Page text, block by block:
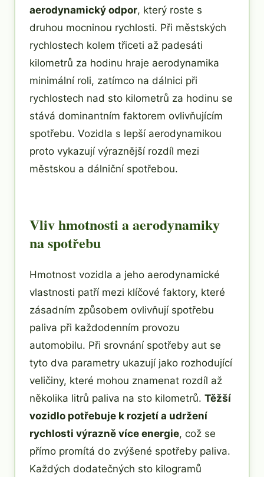
aerodynamický odpor, který roste s
druhou mocninou rychlosti. Při městských
rychlostech kolem třiceti až padesáti
kilometrů za hodinu hraje aerodynamika
minimální roli, zatímco na dálnici při
rychlostech nad sto kilometrů za hodinu se
stává dominantním faktorem ovlivňujícím
spotřebu. Vozidla s lepší aerodynamikou
proto vykazují výraznější rozdíl mezi
městskou a dálniční spotřebou.
Vliv hmotnosti a aerodynamiky
na spotřebu
Hmotnost vozidla a jeho aerodynamické
vlastnosti patří mezi klíčové faktory, které
zásadním způsobem ovlivňují spotřebu
paliva při každodenním provozu
automobilu. Při srovnání spotřeby aut se
tyto dva parametry ukazují jako rozhodující
veličiny, které mohou znamenat rozdíl až
několika litrů paliva na sto kilometrů. Těžší
vozidlo potřebuje k rozjetí a udržení
rychlosti výrazně více energie, což se
přímo promítá do zvýšené spotřeby paliva.
Každých dodatečných sto kilogramů